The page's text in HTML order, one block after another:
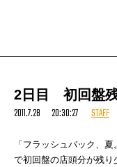
DJ SOULJAH from NYC
■ DANCERs ■
BASE HEADS
EMIJAY, RISA, ELLES,
<DANCEHALL /
■ Live ■
2日目 初回盤
2011.7.28 20:30:27 STAFF
「フラッシュバック、夏
で初回盤の店頭分が残り